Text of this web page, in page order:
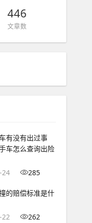
446
文章数
有没有出过事
车怎么查询出险
24
285
的赔偿标准是什
22
262